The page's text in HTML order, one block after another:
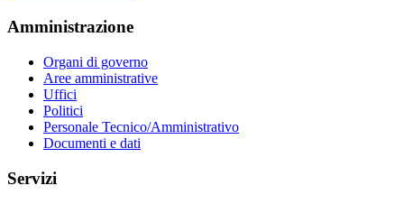
Amministrazione
Organi di governo
Aree amministrative
Uffici
Politici
Personale Tecnico/Amministrativo
Documenti e dati
Servizi